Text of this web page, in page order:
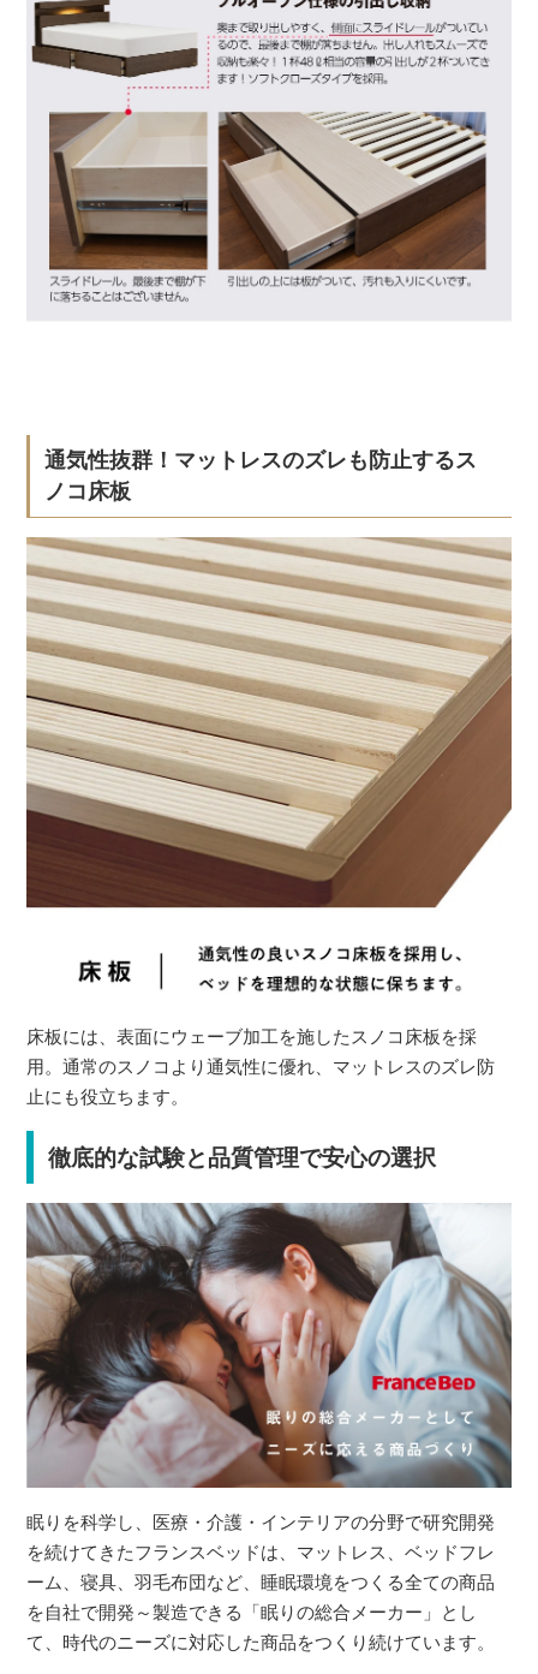
通気性抜群！マットレスのズレも防止するス
ノコ床板
床板には、表面にウェーブ加工を施したスノコ床板を採
用。通常のスノコより通気性に優れ、マットレスのズレ防
止にも役立ちます。
徹底的な試験と品質管理で安心の選択
眠りを科学し、医療・介護・インテリアの分野で研究開発
を続けてきたフランスベッドは、マットレス、ベッドフレ
ーム、寝具、羽毛布団など、睡眠環境をつくる全ての商品
を自社で開発～製造できる「眠りの総合メーカー」とし
て、時代のニーズに対応した商品をつくり続けています。